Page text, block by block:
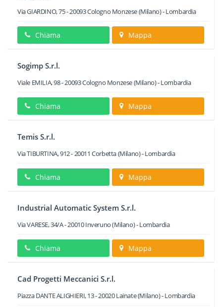
Via GIARDINO, 75-20093Cologno Monzese(Milano) -Lombardia
Chiama Mappa
Sogimp S.r.l.
Viale EMILIA, 98-20093Cologno Monzese(Milano) -Lombardia
Chiama Mappa
Temis S.r.l.
Via TIBURTINA, 912-20011 Corbetta(Milano) -Lombardia
Chiama Mappa
Industrial Automatic System S.r.l.
Via VARESE, 34/A-20010Inveruno(Milano) -Lombardia
Chiama Mappa
Cad Progetti Meccanici S.r.l.
Piazza DANTE ALIGHIERI, 13-20020Lainate(Milano) -Lombardia